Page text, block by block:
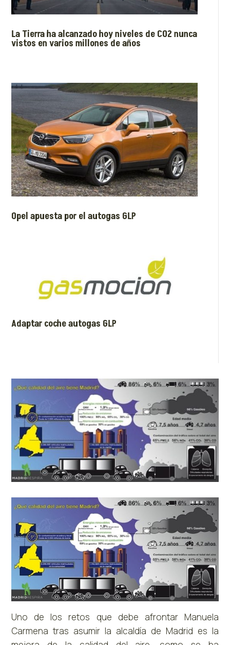
La Tierra ha alcanzado hoy niveles de CO2 nunca
vistos en varios millones de años
Opel apuesta por el autogas GLP
Adaptar coche autogas GLP
Uno de los retos que debe afrontar Manuela
Carmena tras asumir la alcaldía de Madrid es la